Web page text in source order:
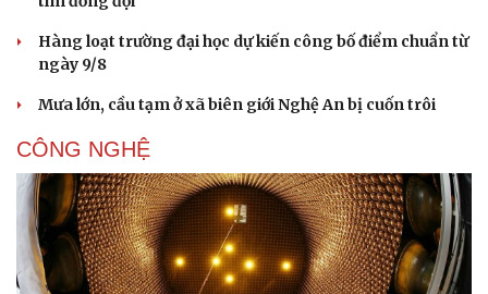
Văn hóa
Sân khấu - Điện ảnh
Văn học
Âm nhạc
Giải trí
Nghệ sĩ
Thời trang
Sao Việt
Hàng loạt trường đại học dự kiến công bố điểm chuẩn từ
ngày 9/8
Mưa lớn, cầu tạm ở xã biên giới Nghệ An bị cuốn trôi
CÔNG NGHỆ